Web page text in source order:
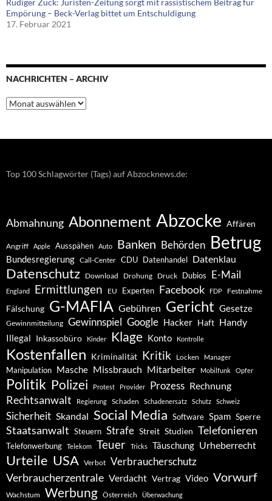
Rüdiger Zuck: Juristen-Zeitung sorgt mit rassistischem Beitrag für
Empörung – Beck-Verlag bittet um Entschuldigung
17. Februar 2021
NACHRICHTEN – ARCHIV
Nachrichten
–
Top 100 Schlagwörter (Tags) auf Abzocknews.de:
Abmahnung Abonnement Abzocke Affären
Angriff Apple Ausspähen Auto Banken Behörden Betrug
Bundesregierung Call-Center CDU Datenhandel Datenklau
Datenschutz Download Drohung Druck Dubios E-Mail
England Ermittlungen EU Experten Facebook FDP Festnahme
Fälschung G-MAFIA Gebühren Gericht Gesetze
Gewinnmitteilung Gewinnspiel Google Hacker Haft Handy
Illegal Inkassobüro Kinder Klage Konto Kontrolle
Kostenfallen Kriminalität Kritik Locken Manager
Manipulation Masche Missbrauch Mitarbeiter Mobilfunk Opfer
Politik Polizei Protest Provider Prozess Rechnung
Rechtsanwalt Regierung Schaden Schadenersatz Schutz Schweiz
Sicherheit Skandal Social Media Software Spam Sperre
Staatsanwalt Steuern Strafe Streit Studien Telefonieren
Telefonwerbung Telekom Teuer Tricks Täuschung Urheberrecht
Urteile USA Verbot Verbraucherschutz
Verbraucherzentrale Verdacht Vertrag Video Vorwurf
Wachstum Werbung Österreich Überwachung